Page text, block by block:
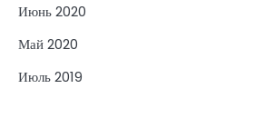
Июнь 2020
Май 2020
Июль 2019